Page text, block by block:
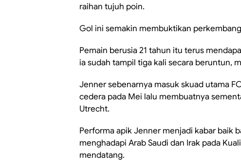
raihan tujuh poin.
Gol ini semakin membuktikan
Pemain berusia 21 tahun itu terus
ia sudah tampil tiga kali secara beruntun,
Jenner sebenarnya masuk skuad utama
cedera pada Mei lalu membuatnya
Utrecht.
Performa apik Jenner menjadi kabar baik
menghadapi Arab Saudi dan Irak pada
mendatang.